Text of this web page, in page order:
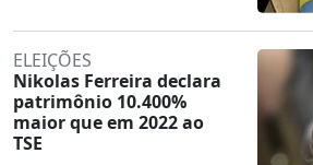
ELEIÇÕES
Nikolas Ferreira declara
patrimônio 10.400%
maior que em 2022 ao
TSE